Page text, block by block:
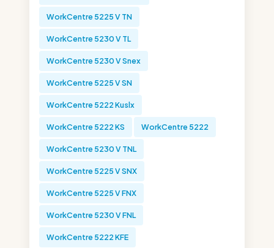
WorkCentre 5225 V TN
WorkCentre 5230 V TL
WorkCentre 5230 V Snex
WorkCentre 5225 V SN
WorkCentre 5222 Kuslx
WorkCentre 5222 KS WorkCentre 5222
WorkCentre 5230 V TNL
WorkCentre 5225 V SNX
WorkCentre 5225 V FNX
WorkCentre 5230 V FNL
WorkCentre 5222 KFE